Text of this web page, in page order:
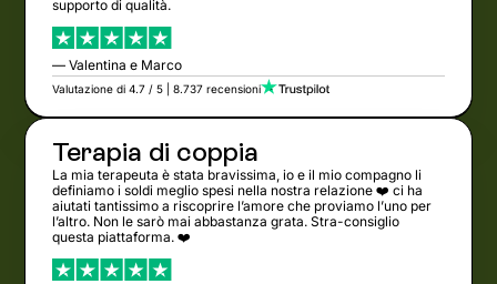
supporto di qualità.
— Valentina e Marco
Valutazione di 4.7 / 5 | 8.737 recensioni
Terapia di coppia
La mia terapeuta è stata bravissima, io e il mio compagno li
definiamo i soldi meglio spesi nella nostra relazione ❤️ ci ha
aiutati tantissimo a riscoprire l’amore che proviamo l’uno per
l’altro. Non le sarò mai abbastanza grata. Stra-consiglio
questa piattaforma. ❤️